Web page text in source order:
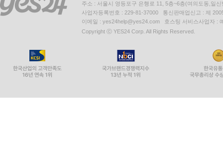
주소 : 서울시 영등포구 은행로 11, 5층~6층(여의도동,일신
사업자등록번호 : 229-81-37000 통신판매업신고 : 제
이메일 : yes24help@yes24.com 호스팅 서비스사업자 :
Copyright ⓒ YES24 Corp. All Rights Reserved.